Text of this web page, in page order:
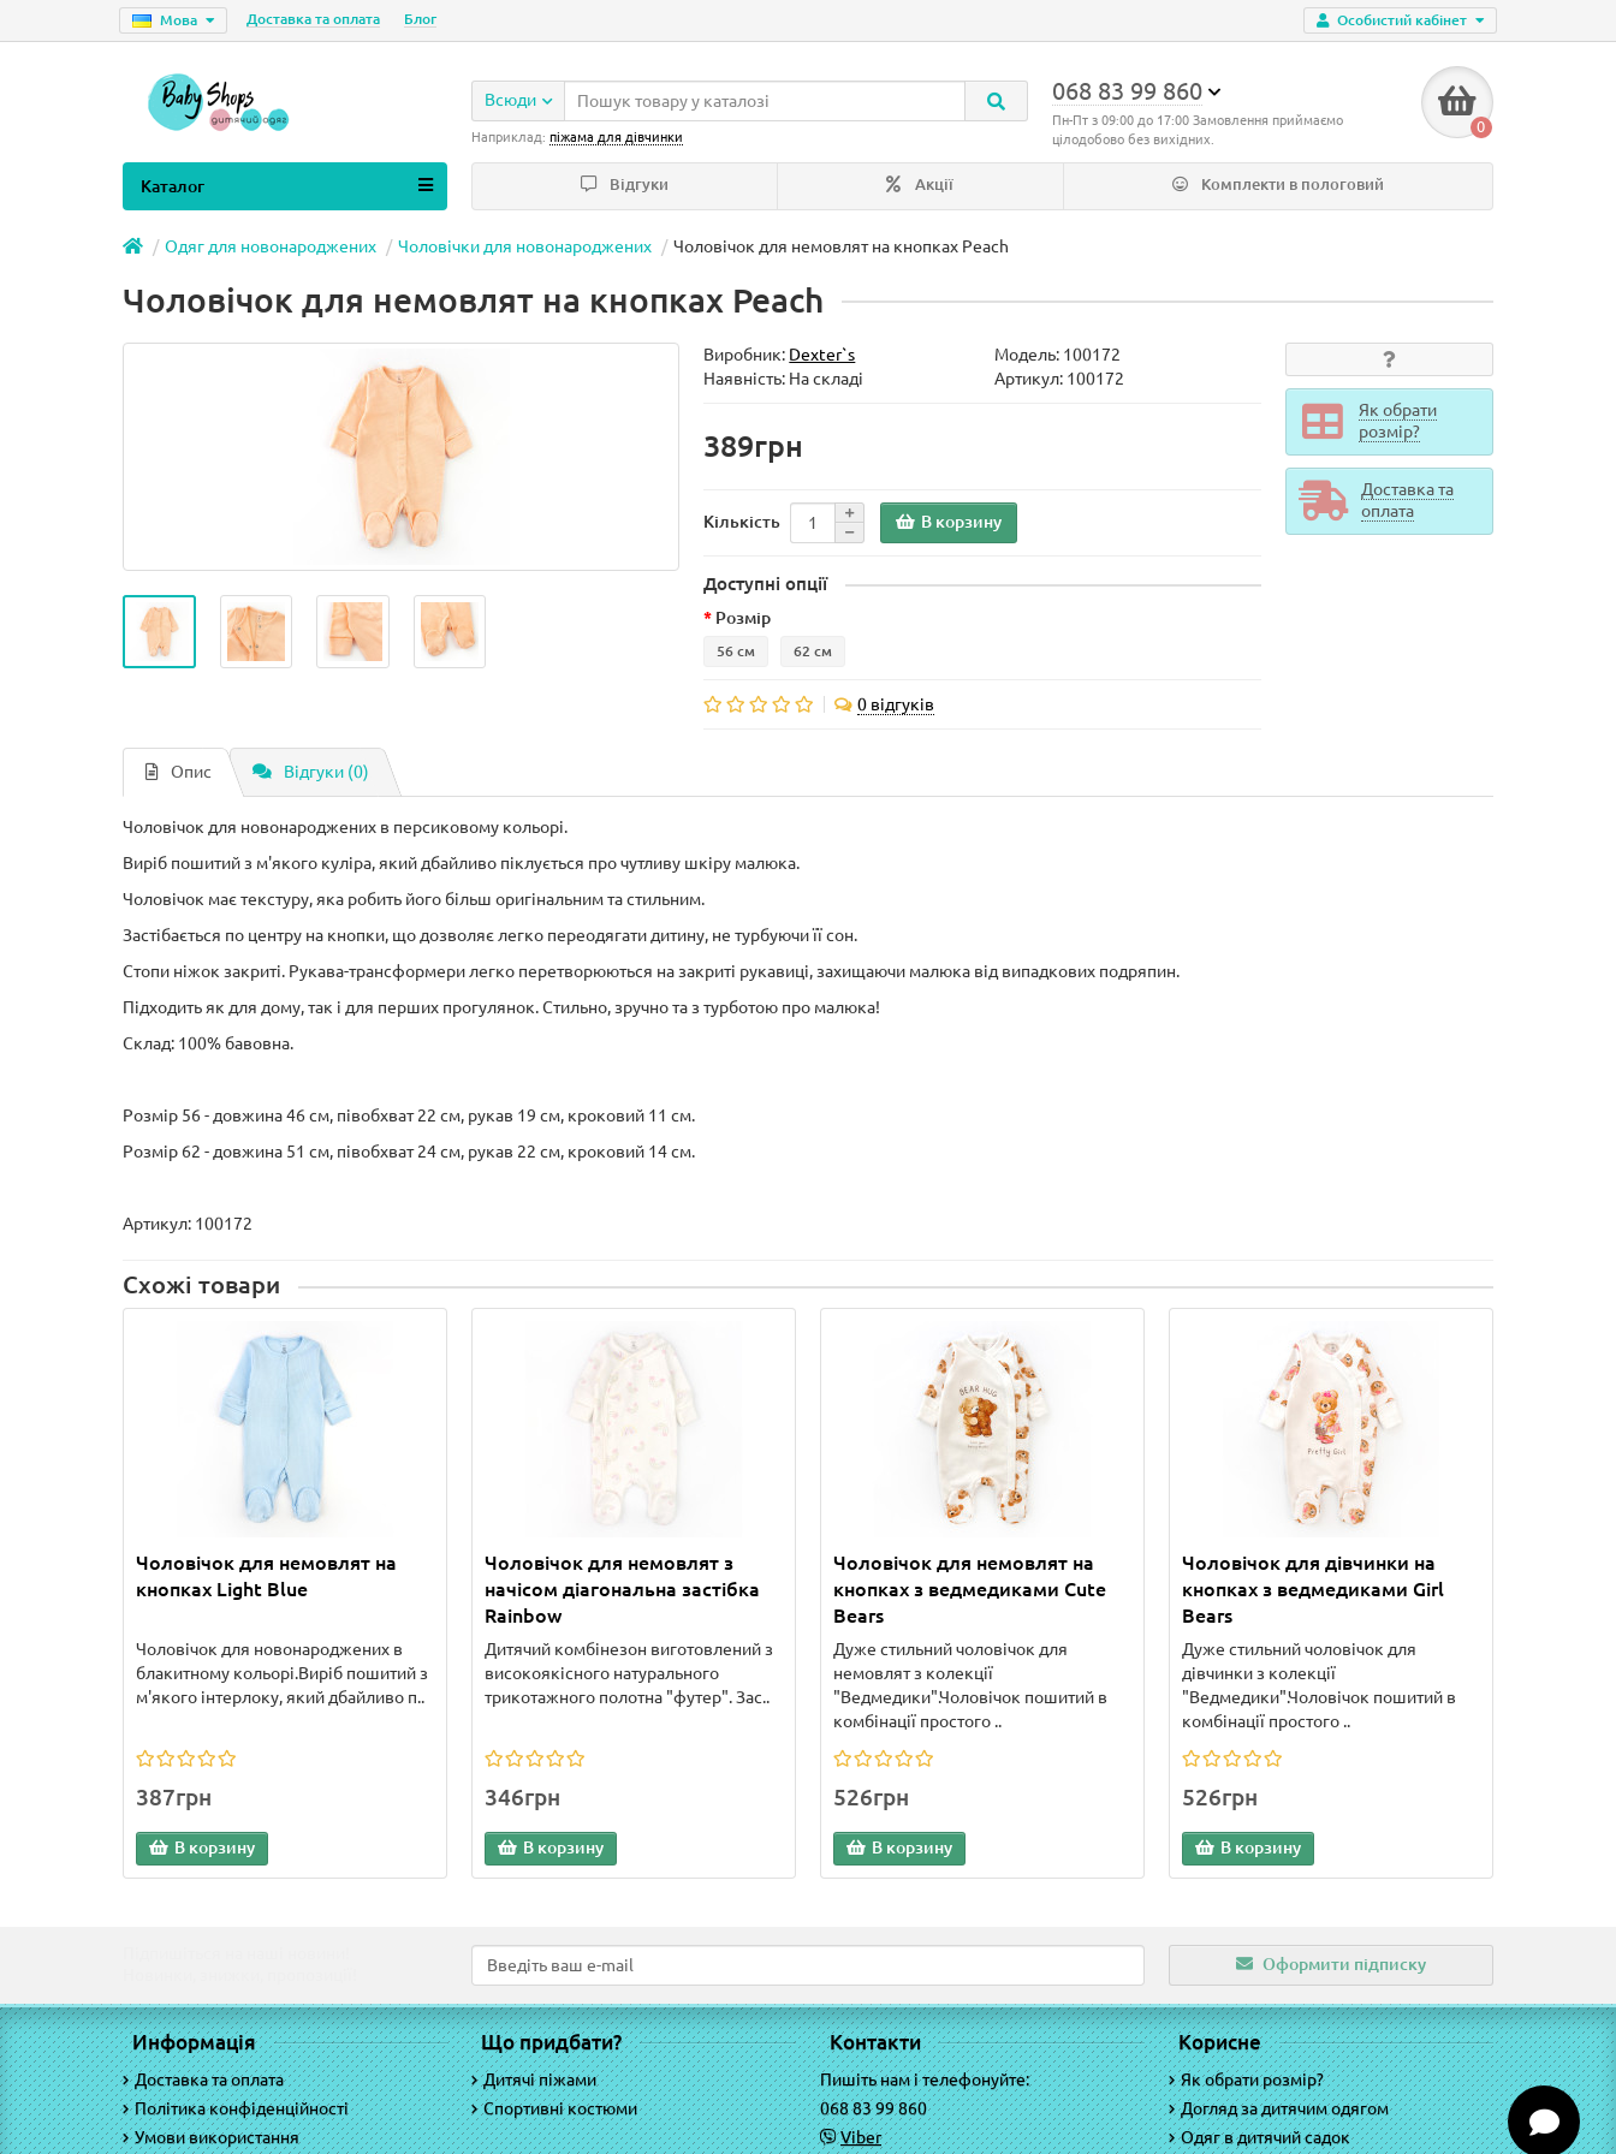
Особистий кабінет
Мова Доставка та оплата Блог
068 83 99 860
Пн-Пт з 09:00 до 17:00 Замовлення приймаємо
цілодобово без вихідних.
0
Всюди
Наприклад: піжама для дівчинки
Відгуки Акції Комплекти в пологовий
Каталог
Одяг для новонароджених Чоловічки для новонароджених Чоловічок для немовлят на кнопках Peach
Чоловічок для немовлят на кнопках Peach
Виробник: Dexter`s Модель: 100172
Наявність: На складі
Артикул: 100172
389грн
Кількість В корзину
Доступні опції
Розмір
56 см 62 см
0 відгуків
Як обрати
розмір?
Доставка та
оплата
Опис Відгуки (0)
Чоловічок для новонароджених в персиковому кольорі.
Виріб пошитий з м'якого куліра, який дбайливо піклується про чутливу шкіру малюка.
Чоловічок має текстуру, яка робить його більш оригінальним та стильним.
Застібається по центру на кнопки, що дозволяє легко переодягати дитину, не турбуючи її сон.
Стопи ніжок закриті. Рукава-трансформери легко перетворюються на закриті рукавиці, захищаючи малюка від випадкових подряпин.
Підходить як для дому, так і для перших прогулянок. Стильно, зручно та з турботою про малюка!
Склад: 100% бавовна.
Розмір 56 - довжина 46 см, півобхват 22 см, рукав 19 см, кроковий 11 см.
Розмір 62 - довжина 51 см, півобхват 24 см, рукав 22 см, кроковий 14 см.
Артикул: 100172
Схожі товари
Чоловічок для немовлят на
кнопках Light Blue
Чоловічок для новонароджених в
блакитному кольорі.Виріб пошитий з
м'якого інтерлоку, який дбайливо п..
387грн
В корзину
Чоловічок для немовлят з
начісом діагональна застібка
Rainbow
Дитячий комбінезон виготовлений з
високоякісного натурального
трикотажного полотна "футер". Зас..
346грн
В корзину
Чоловічок для немовлят на
кнопках з ведмедиками Cute
Bears
Дуже стильний чоловічок для
немовлят з колекції
"Ведмедики".Чоловічок пошитий в
комбінації простого ..
526грн
В корзину
Чоловічок для дівчинки на
кнопках з ведмедиками Girl
Bears
Дуже стильний чоловічок для
дівчинки з колекції
"Ведмедики".Чоловічок пошитий в
комбінації простого ..
526грн
В корзину
Оформити підписку
Информація
Доставка та оплата
Політика конфіденційності
Умови використання
Що придбати?
Дитячі піжами
Спортивні костюми
Контакти
Пишіть нам і телефонуйте:
068 83 99 860
Viber
Корисне
Як обрати розмір?
Догляд за дитячим одягом
Одяг в дитячий садок